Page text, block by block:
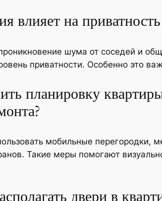
влияет на
шума от соседей и
приватности. Особенно это
планировку
мобильные перегородки,
Такие меры помогают
двери в